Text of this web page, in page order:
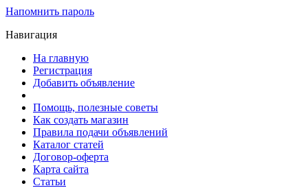
Напомнить пароль
Навигация
На главную
Регистрация
Добавить объявление
Помощь, полезные советы
Как создать магазин
Правила подачи объявлений
Каталог статей
Договор-оферта
Карта сайта
Статьи